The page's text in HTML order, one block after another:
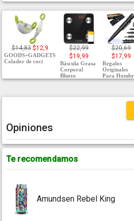
$14,83 $12,9
GOODS+GADGETS
Colador de coci
$22,99
$19,99
Báscula Grasa
Corporal
Blueto
$20,69
$17,99
Regalos
Originales
Para Hombr
Opiniones
Te recomendamos
Amundsen Rebel King